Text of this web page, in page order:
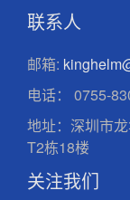
联系人
邮箱:
电话：
0755-
地址：深圳市
T2栋18楼
关注我们